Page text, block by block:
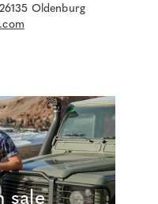
Oldenburg
sale